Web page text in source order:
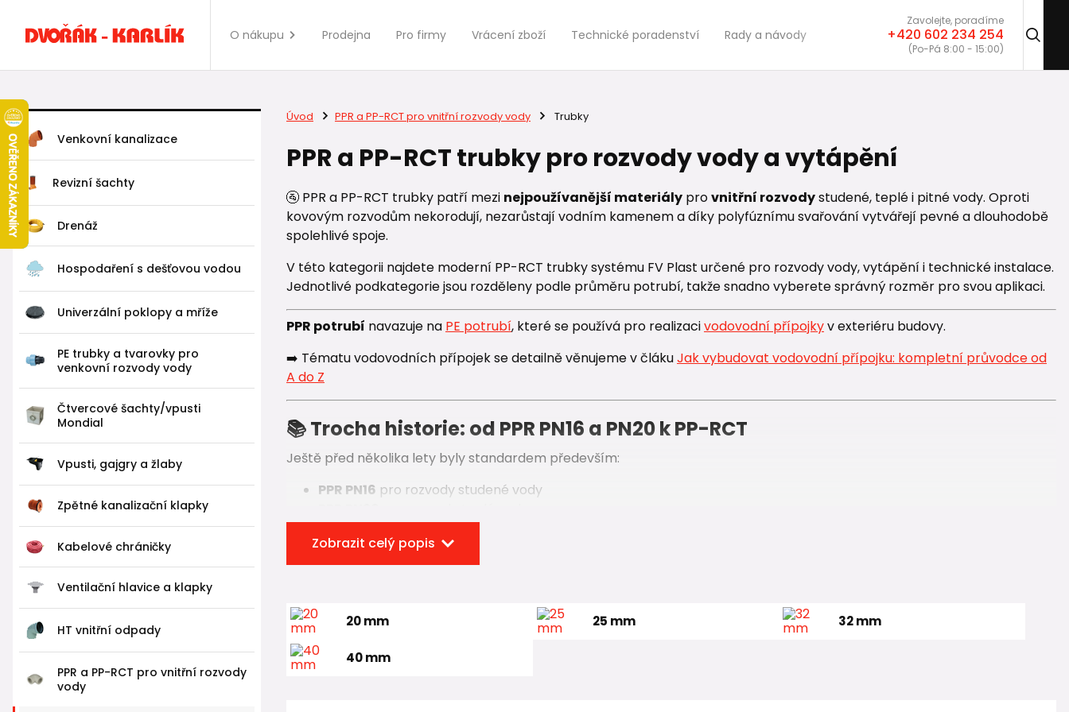
O nákupu Prodejna Pro firmy Vrácení zboží Technické poradenství Rady a návody
Zavolejte, poradíme
+420 602 234 254
(Po-Pá 8:00 - 15:00)
Venkovní kanalizace
Revizní šachty
Drenáž
Hospodaření s dešťovou vodou
Univerzální poklopy a mříže
PE trubky a tvarovky pro
venkovní rozvody vody
Čtvercové šachty/vpusti
Mondial
Vpusti, gajgry a žlaby
Zpětné kanalizační klapky
Kabelové chráničky
Ventilační hlavice a klapky
HT vnitřní odpady
PPR a PP-RCT pro vnitřní rozvody
vody
Úvod PPR a PP-RCT pro vnitřní rozvody vody Trubky
PPR a PP-RCT trubky pro rozvody vody a vytápění
🚰 PPR a PP-RCT trubky patří mezi nejpoužívanější materiályprovnitřní rozvodystudené, teplé i pitné vody. Oproti
kovovým rozvodům nekorodují, nezarůstají vodním kamenem a díky polyfúznímu svařování vytvářejí pevné a dlouhodobě
spolehlivé spoje.
V této kategorii najdete moderní PP-RCT trubky systému FV Plast určené pro rozvody vody, vytápění i technické instalace.
Jednotlivé podkategorie jsou rozděleny podle průměru potrubí, takže snadno vyberete správný rozměr pro svou aplikaci.
PPR potrubí navazuje na PE potrubí, které se používá pro realizacivodovodní přípojkyv exteriéru budovy.
➡️ Tématu vodovodních přípojek se detailně věnujeme v člákuJak vybudovat vodovodní přípojku: kompletní průvodce od
A do Z
📚 Trocha historie: od PPR PN16 a PN20 k PP-RCT
Ještě před několika lety byly standardem především:
PPR PN16 pro rozvody studené vody
Vývoj však nezastavil a postupně se prosadil modernější materiál
Oproti klasickému PPR nabízí PP-RCT:
✅ vyšší pevnost materiálu
Zobrazit celý popis
20 mm 25 mm 32 mm
40 mm